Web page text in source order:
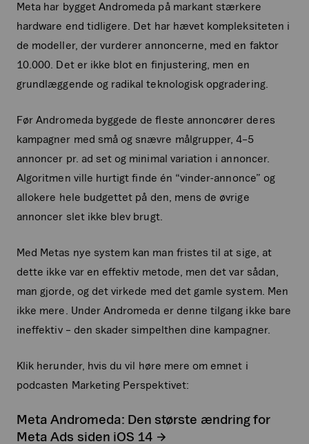
Meta har bygget Andromeda på markant stærkere
hardware end tidligere. Det har hævet kompleksiteten i
de modeller, der vurderer annoncerne, med en faktor
10.000. Det er ikke blot en finjustering, men en
grundlæggende og radikal teknologisk opgradering.
Før Andromeda byggede de fleste annoncører deres
kampagner med små og snævre målgrupper, 4–5
annoncer pr. ad set og minimal variation i annoncer.
Algoritmen ville hurtigt finde én “vinder-annonce” og
allokere hele budgettet på den, mens de øvrige
annoncer slet ikke blev brugt.
Med Metas nye system kan man fristes til at sige, at
dette ikke var en effektiv metode, men det var sådan,
man gjorde, og det virkede med det gamle system. Men
ikke mere. Under Andromeda er denne tilgang ikke bare
ineffektiv – den skader simpelthen dine kampagner.
Klik herunder, hvis du vil høre mere om emnet i
podcasten Marketing Perspektivet:
Meta Andromeda: Den største ændring for
Meta Ads siden iOS 14